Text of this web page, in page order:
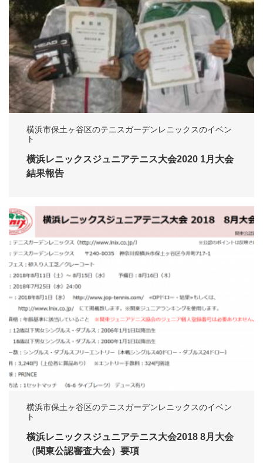
横浜市保土ヶ谷区のテニスガーデンレニックスのイベン
ト
横浜レニックスジュニアテニス大会2020 1月大会
結果報告
横浜市保土ヶ谷区のテニスガーデンレニックスのイベン
ト
横浜レニックスジュニアテニス大会2018 8月大会
（関東公認審査大会）要項